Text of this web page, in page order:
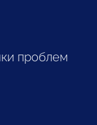
проблем